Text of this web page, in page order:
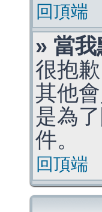
回頂端
» 當
很抱
其他
是為
件。
回頂端